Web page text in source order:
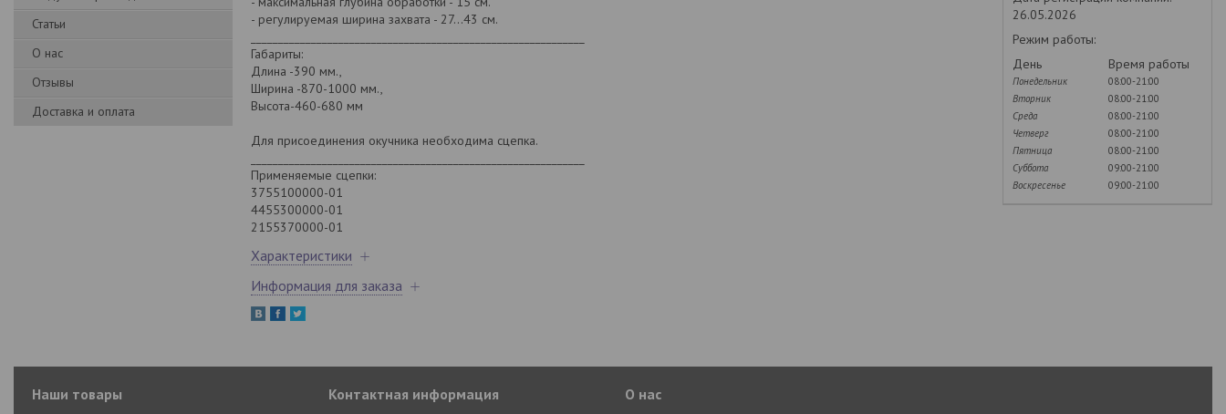
Статьи
О нас
Отзывы
Доставка и оплата
- регулируемая ширина захвата - 27...43 см.
Габариты:
Длина -390 мм.,
Ширина -870-1000 мм.,
Высота-460-680 мм
Для присоединения окучника необходима сцепка.
Применяемые сцепки:
3755100000-01
4455300000-01
2155370000-01
Характеристики
Информация для заказа
26.05.2026
Режим работы:
День
Время работы
Понедельник
08:00-21:00
Вторник
08:00-21:00
Среда
08:00-21:00
Четверг
08:00-21:00
Пятница
08:00-21:00
Суббота
09:00-21:00
Воскресенье
09:00-21:00
Наши товары Контактная информация О нас